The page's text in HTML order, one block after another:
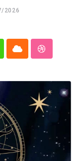
2026
Cloud